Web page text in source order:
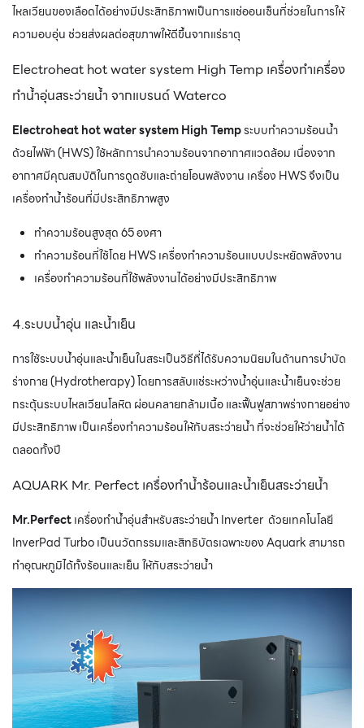
ไหลเวียนของเลือดได้อย่างมีประสิทธิภาพเป็นการแช่ออนเซ็นที่ช่วยในการให้
ความอบอุ่น ช่วยส่งผลต่อสุขภาพให้ดีขึ้นจากแร่ธาตุ
Electroheat hot water system High Temp เครื่องทำเครื่อง
ทำน้ำอุ่นสระว่ายน้ำ จากแบรนด์ Waterco
Electroheat hot water system High Tempระบบทำความร้อนน้ำ
ด้วยไฟฟ้า (HWS) ใช้หลักการนำความร้อนจากอากาศแวดล้อม เนื่องจาก
อากาศมีคุณสมบัติในการดูดซับและถ่ายโอนพลังงาน เครื่อง HWS จึงเป็น
เครื่องทำน้ำร้อนที่มีประสิทธิภาพสูง
ทำความร้อนสูงสุด 65 องศา
ทำความร้อนที่ใช้โดย HWS เครื่องทำความร้อนแบบประหยัดพลังงาน
เครื่องทำความร้อนที่ใช้พลังงานได้อย่างมีประสิทธิภาพ
4.ระบบน้ำอุ่น และน้ำเย็น
การใช้ระบบน้ำอุ่นและน้ำเย็นในสระเป็นวิธีที่ได้รับความนิยมในด้านการบำบัด
ร่างกาย (Hydrotherapy) โดยการสลับแช่ระหว่างน้ำอุ่นและน้ำเย็นจะช่วย
กระตุ้นระบบไหลเวียนโลหิต ผ่อนคลายกล้ามเนื้อ และฟื้นฟูสภาพร่างกายอย่าง
มีประสิทธิภาพ เป็นเครื่องทำความร้อนให้กับสระว่ายน้ำ ที่จะช่วยให้ว่ายน้ำได้
ตลอดทั้งปี
AQUARK Mr. Perfect เครื่องทำน้ำร้อนและน้ำเย็นสระว่ายน้ำ
Mr.Perfectเครื่องทำน้ำอุ่นสำหรับสระว่ายน้ำ Inverter ด้วยเทคโนโลยี
InverPad Turbo เป็นนวัตกรรมและสิทธิบัตรเฉพาะของ Aquark สามารถ
ทำอุณหภูมิได้ทั้งร้อนและเย็น ให้กับสระว่ายน้ำ